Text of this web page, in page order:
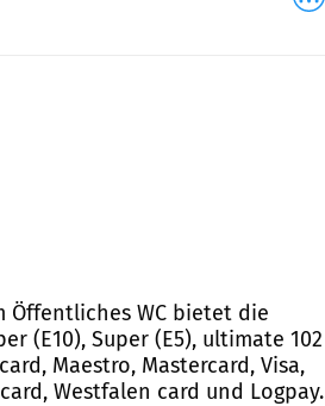
Öffentliches WC bietet die
(E10), Super (E5), ultimate 102
Maestro, Mastercard, Visa,
Westfalen card und Logpay.